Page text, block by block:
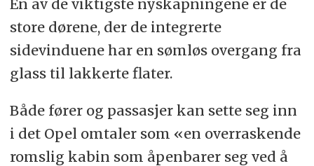
En av de viktigste nyskapningene er de
store dørene, der de integrerte
sidevinduene har en sømløs overgang fra
glass til lakkerte flater.
Både fører og passasjer kan sette seg inn
i det Opel omtaler som «en overraskende
romslig kabin som åpenbarer seg ved å